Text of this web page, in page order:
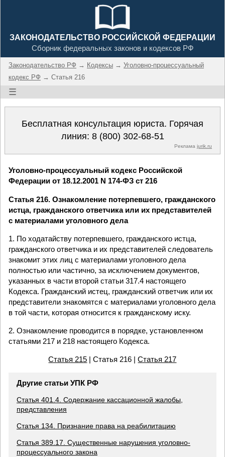
ЗАКОНОДАТЕЛЬСТВО РОССИЙСКОЙ ФЕДЕРАЦИИ
Сборник федеральных законов и кодексов РФ
Законодательство РФ → Кодексы → Уголовно-процессуальный
кодекс РФ → Статья 216
☰
Бесплатная консультация юриста. Горячая
линия: 8 (800) 302-68-51
Реклама jurik.ru
Уголовно-процессуальный кодекс Российской
Федерации от 18.12.2001 N 174-ФЗ ст 216
Статья 216. Ознакомление потерпевшего, гражданского
истца, гражданского ответчика или их представителей
с материалами уголовного дела
1. По ходатайству потерпевшего, гражданского истца,
гражданского ответчика и их представителей следователь
знакомит этих лиц с материалами уголовного дела
полностью или частично, за исключением документов,
указанных в части второй статьи 317.4 настоящего
Кодекса. Гражданский истец, гражданский ответчик или их
представители знакомятся с материалами уголовного дела
в той части, которая относится к гражданскому иску.
2. Ознакомление проводится в порядке, установленном
статьями 217 и 218 настоящего Кодекса.
Статья 215 | Статья 216 |Статья 217
Другие статьи УПК РФ
Статья 401.4. Содержание кассационной жалобы,
представления
Статья 134. Признание права на реабилитацию
Статья 389.17. Существенные нарушения уголовно-
процессуального закона